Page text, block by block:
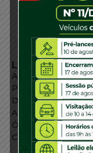
LINKS
Agência de
Portal de Serviços
Diário Oficial
Acesso à
Órgãos do Governo
Conheça SC